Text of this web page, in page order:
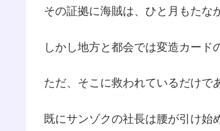
その証拠に海賊は、ひと月もたな
しかし地方と都会では変造カード
ただ、そこに救われているだけで
既にサンゾクの社長は腰が引け始